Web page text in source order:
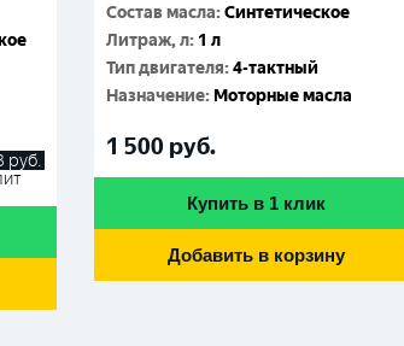
руб.
Состав масла:Синтетическое
Литраж, л: 1 л
Тип двигателя:4-тактный
Назначение: Моторные масла
1 500 руб.
Купить в 1 клик
Добавить в корзину